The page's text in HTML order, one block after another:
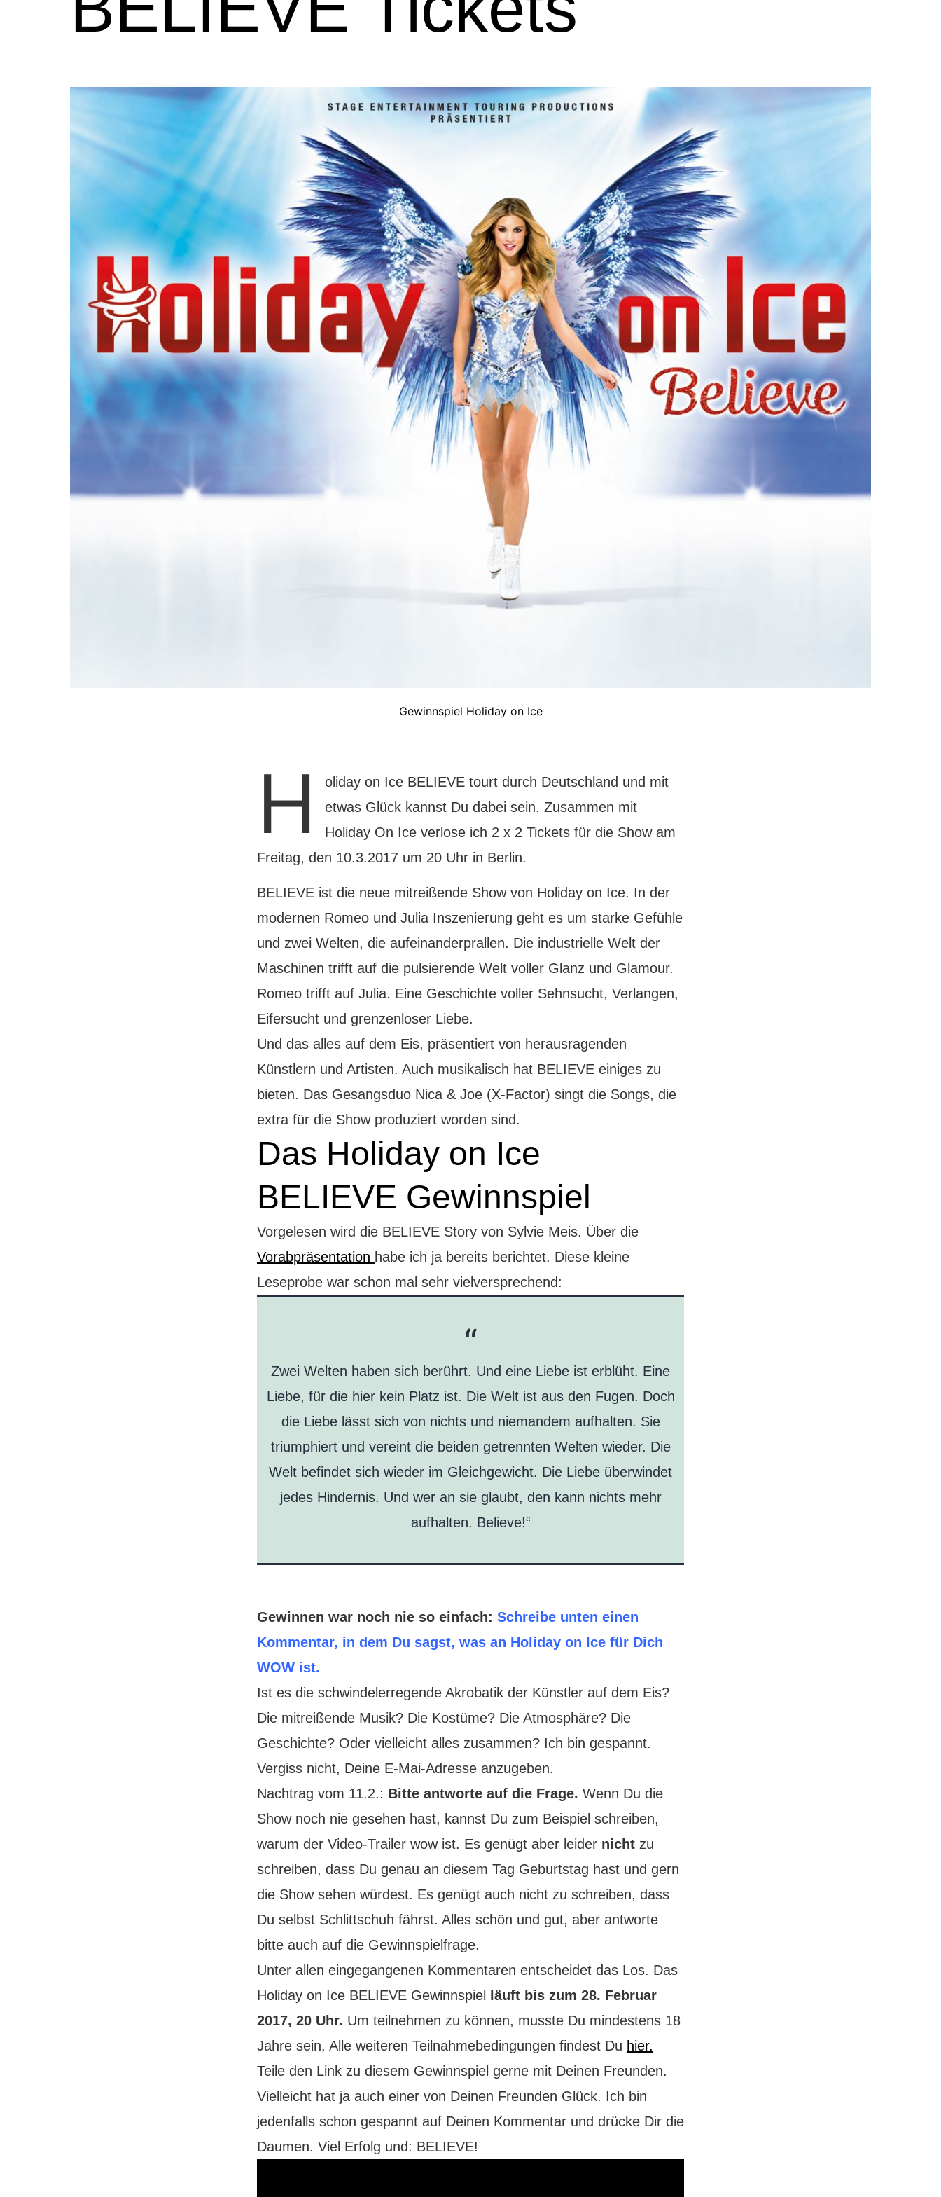
Gewinnspiel Holiday on Ice
H
oliday on Ice BELIEVE tourt durch Deutschland und mit
etwas Glück kannst Du dabei sein. Zusammen mit
Holiday On Ice verlose ich 2 x 2 Tickets für die Show am
Freitag, den 10.3.2017 um 20 Uhr in Berlin.
BELIEVE ist die neue mitreißende Show von Holiday on Ice. In der
modernen Romeo und Julia Inszenierung geht es um starke Gefühle
und zwei Welten, die aufeinanderprallen. Die industrielle Welt der
Maschinen trifft auf die pulsierende Welt voller Glanz und Glamour.
Romeo trifft auf Julia. Eine Geschichte voller Sehnsucht, Verlangen,
Eifersucht und grenzenloser Liebe.
Und das alles auf dem Eis, präsentiert von herausragenden
Künstlern und Artisten. Auch musikalisch hat BELIEVE einiges zu
bieten. Das Gesangsduo Nica & Joe (X-Factor) singt die Songs, die
extra für die Show produziert worden sind.
Das Holiday on Ice
BELIEVE Gewinnspiel
Vorgelesen wird die BELIEVE Story von Sylvie Meis. Über die
Vorabpräsentation habe ich ja bereits berichtet. Diese kleine
Leseprobe war schon mal sehr vielversprechend:
Zwei Welten haben sich berührt. Und eine Liebe ist erblüht. Eine
Liebe, für die hier kein Platz ist. Die Welt ist aus den Fugen. Doch
die Liebe lässt sich von nichts und niemandem aufhalten. Sie
triumphiert und vereint die beiden getrennten Welten wieder. Die
Welt befindet sich wieder im Gleichgewicht. Die Liebe überwindet
jedes Hindernis. Und wer an sie glaubt, den kann nichts mehr
aufhalten. Believe!“
Gewinnen war noch nie so einfach: Schreibe unten einen
Kommentar, in dem Du sagst, was an Holiday on Ice für Dich
WOW ist.
Ist es die schwindelerregende Akrobatik der Künstler auf dem Eis?
Die mitreißende Musik? Die Kostüme? Die Atmosphäre? Die
Geschichte? Oder vielleicht alles zusammen? Ich bin gespannt.
Vergiss nicht, Deine E-Mai-Adresse anzugeben.
Nachtrag vom 11.2.: Bitte antworte auf die Frage. Wenn Du die
Show noch nie gesehen hast, kannst Du zum Beispiel schreiben,
warum der Video-Trailer wow ist. Es genügt aber leider nicht zu
schreiben, dass Du genau an diesem Tag Geburtstag hast und gern
die Show sehen würdest. Es genügt auch nicht zu schreiben, dass
Du selbst Schlittschuh fährst. Alles schön und gut, aber antworte
bitte auch auf die Gewinnspielfrage.
Unter allen eingegangenen Kommentaren entscheidet das Los. Das
Holiday on Ice BELIEVE Gewinnspiel läuft bis zum 28. Februar
2017, 20 Uhr. Um teilnehmen zu können, musste Du mindestens 18
Jahre sein. Alle weiteren Teilnahmebedingungen findest Du hier.
Teile den Link zu diesem Gewinnspiel gerne mit Deinen Freunden.
Vielleicht hat ja auch einer von Deinen Freunden Glück. Ich bin
jedenfalls schon gespannt auf Deinen Kommentar und drücke Dir die
Daumen. Viel Erfolg und: BELIEVE!